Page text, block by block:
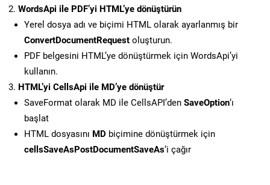
WordsApi ile PDF’yi HTML’ye dönüştürün
Yerel dosya adı ve biçimi HTML olarak ayarlanmış bir
ConvertDocumentRequest oluşturun.
PDF belgesini HTML’ye dönüştürmek için WordsApi’yi
kullanın.
HTML’yi CellsApi ile MD’ye dönüştür
SaveFormat olarak MD ile CellsAPI’den SaveOption‘ı
başlat
HTML dosyasını MD biçimine dönüştürmek için
cellsSaveAsPostDocumentSaveAs‘i çağır